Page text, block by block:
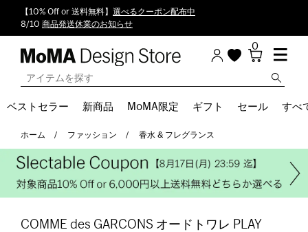
【10% Off or 送料無料】 選べるクーポン配布中
8/10 商品発送休業のお知らせ
0
ベストセラー 新商品 MoMA限定 ギフト セール すべ
ホーム ファッション 香水 & フレグランス
COMME des GARCONS オードトワレ PLAY